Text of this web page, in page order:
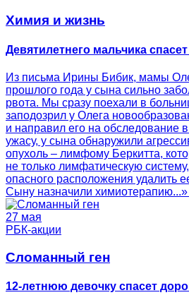
Химия и жизнь
Девятилетнего мальчика
Из письма Ирины Бибик, мамы
прошлого года у сына сильно
рвота. Мы сразу поехали в
заподозрил у Олега
и направил его на обследование
ужасу, у сына обнаружили
опухоль – лимфому Беркитта,
не только лимфатическую
опасного расположения удалить
Сыну назначили
27 мая
РБК-акции
Сломанный ген
12-летнюю девочку спасет